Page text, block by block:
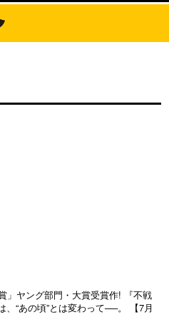
」ヤング部門・大賞受賞作! 『不戦
“あの頃”とは変わって──。 【7月